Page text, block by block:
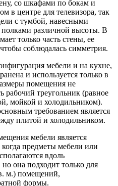
со шкафами по бокам и
в центре для телевизора, так
с тумбой, навесными
различной высоты. В
только часть стены, ее
соблюдалась симметрия.
мебели и на кухне,
и используется только в
помещения не
рабочий треугольник (равное
мойкой и холодильником).
требованием является
плитой и холодильником.
мебели является
предметы мебели или
вдоль
она подходит только для
м.) помещений,
формы.